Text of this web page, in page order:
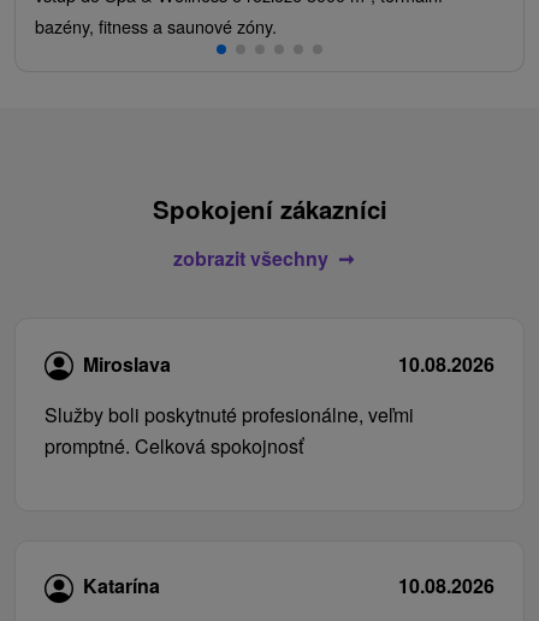
bazény, fitness a saunové zóny.
Spokojení zákazníci
zobrazit všechny
Miroslava
10.08.2026
Služby boli poskytnuté profesionálne, veľmi
promptné. Celková spokojnosť
Katarína
10.08.2026